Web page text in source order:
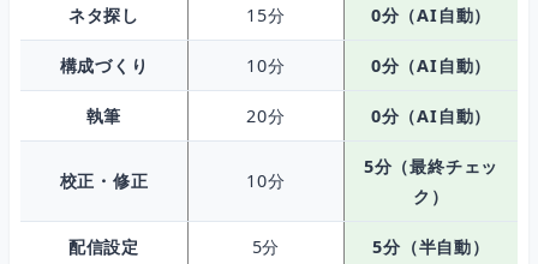
ネタ探し 15分 0分（AI自動）
構成づくり 10分 0分（AI自動）
執筆 20分 0分（AI自動）
校正・修正 10分
5分（最終チェッ
ク）
配信設定 5分 5分（半自動）